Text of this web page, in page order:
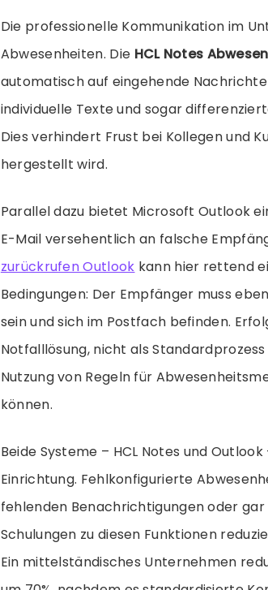
Die professionelle Kommunikation im
Abwesenheiten. Die HCL Notes
automatisch auf eingehende
individuelle Texte und sogar
Dies verhindert Frust bei Kollegen und
hergestellt wird.
Parallel dazu bietet Microsoft Outlook
E-Mail versehentlich an falsche
zurückrufen Outlook kann hier rettend
Bedingungen: Der Empfänger muss
sein und sich im Postfach befinden.
Notfalllösung, nicht als
Nutzung von Regeln für
können.
Beide Systeme – HCL Notes und
Einrichtung. Fehlkonfigurierte
fehlenden Benachrichtigungen oder
Schulungen zu diesen Funktionen
Ein mittelständisches Unternehmen